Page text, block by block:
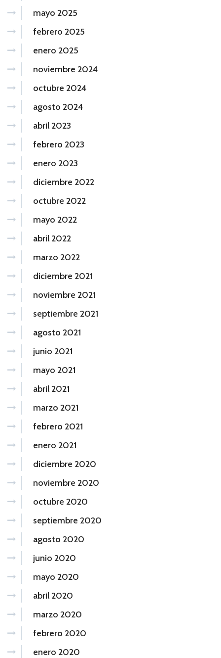
mayo 2025
febrero 2025
enero 2025
noviembre 2024
octubre 2024
agosto 2024
abril 2023
febrero 2023
enero 2023
diciembre 2022
octubre 2022
mayo 2022
abril 2022
marzo 2022
diciembre 2021
noviembre 2021
septiembre 2021
agosto 2021
junio 2021
mayo 2021
abril 2021
marzo 2021
febrero 2021
enero 2021
diciembre 2020
noviembre 2020
octubre 2020
septiembre 2020
agosto 2020
junio 2020
mayo 2020
abril 2020
marzo 2020
febrero 2020
enero 2020